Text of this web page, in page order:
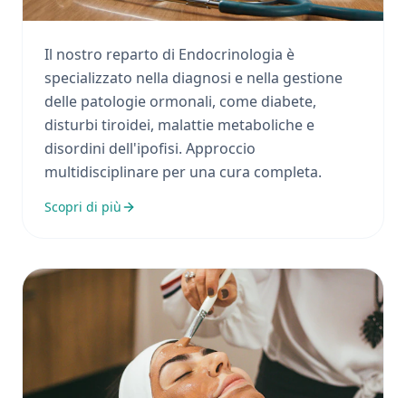
Il nostro reparto di Endocrinologia è
specializzato nella diagnosi e nella gestione
delle patologie ormonali, come diabete,
disturbi tiroidei, malattie metaboliche e
disordini dell'ipofisi. Approccio
multidisciplinare per una cura completa.
Scopri di più